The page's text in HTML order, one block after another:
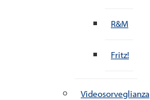
R&M
Fritz!
Videosorveglianza